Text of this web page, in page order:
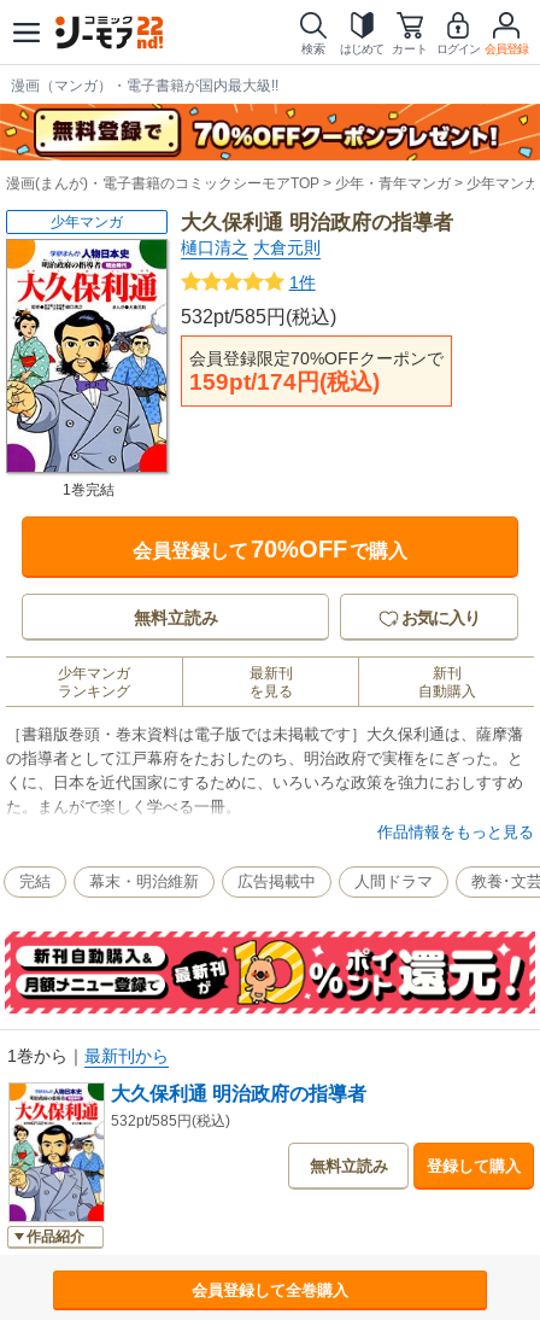
検索 はじめて カート ログイン 会員登録
漫画（マンガ）・電子書籍が国内最大級!!
漫画(まんが)・電子書籍のコミックシーモアTOP 少年・青年マンガ 少年マンガ
大久保利通 明治政府の指導者
樋口清之 大倉元則
1件
532pt/585円(税込)
会員登録限定70%OFFクーポンで
159pt/174円(税込)
少年マンガ
1巻完結
会員登録して70%OFFで購入
無料立読み お気に入り
少年マンガ
ランキング
最新刊
を見る
新刊
自動購入
［書籍版巻頭・巻末資料は電子版では未掲載です］大久保利通は、薩摩藩
の指導者として江戸幕府をたおしたのち、明治政府で実権をにぎった。と
くに、日本を近代国家にするために、いろいろな政策を強力におしすすめ
た。まんがで楽しく学べる一冊。
作品情報をもっと見る
完結 幕末・明治維新 広告掲載中 人間ドラマ 教養･文
1巻から ｜ 最新刊から
作品紹介
大久保利通 明治政府の指導者
532pt/585円(税込)
無料立読み 登録して購入
会員登録して全巻購入